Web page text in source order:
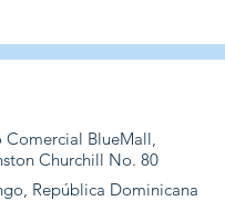
Comercial BlueMall,
Churchill No. 80
República Dominicana